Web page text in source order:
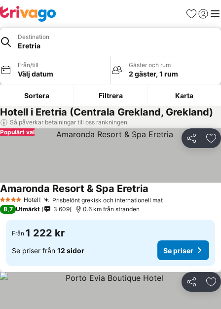
Favoriter
Logga
Destination
Eretria
Från/till
Välj datum
Gäster och rum
2 gäster, 1 rum
Sortera Filtrera Karta
Hotell i Eretria (Centrala Grekland, Grekland)
Så påverkar betalningar till oss rankningen
Dela
Populärt val
4 StjärnorHotell Prisbelönt grekisk och internationell mat
Amaronda Resort & Spa Eretria
8,7 Utmärkt 3 609 0.6 km från stranden
Från 1 222 kr
Se priser från 12 sidor Se priser
Dela